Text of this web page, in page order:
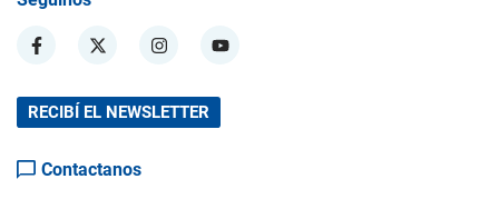
RECIBÍ EL NEWSLETTER
Contactanos